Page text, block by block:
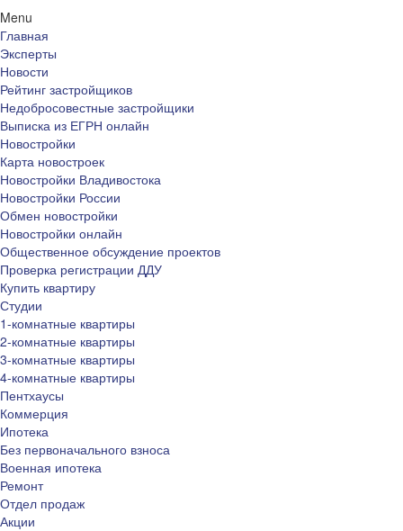
Menu
Главная
Эксперты
Новости
Рейтинг застройщиков
Недобросовестные застройщики
Выписка из ЕГРН онлайн
Новостройки
Карта новостроек
Новостройки Владивостока
Новостройки России
Обмен новостройки
Новостройки онлайн
Общественное обсуждение проектов
Проверка регистрации ДДУ
Купить квартиру
Студии
1-комнатные квартиры
2-комнатные квартиры
3-комнатные квартиры
4-комнатные квартиры
Пентхаусы
Коммерция
Ипотека
Без первоначального взноса
Военная ипотека
Ремонт
Отдел продаж
Акции